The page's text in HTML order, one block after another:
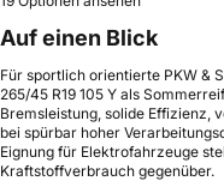
Auf einen Blick
Für sportlich orientierte PKW &
265/45 R19 105 Y als
Bremsleistung, solide Effizienz,
bei spürbar hoher
Eignung für Elektrofahrzeuge
Kraftstoffverbrauch gegenüber.